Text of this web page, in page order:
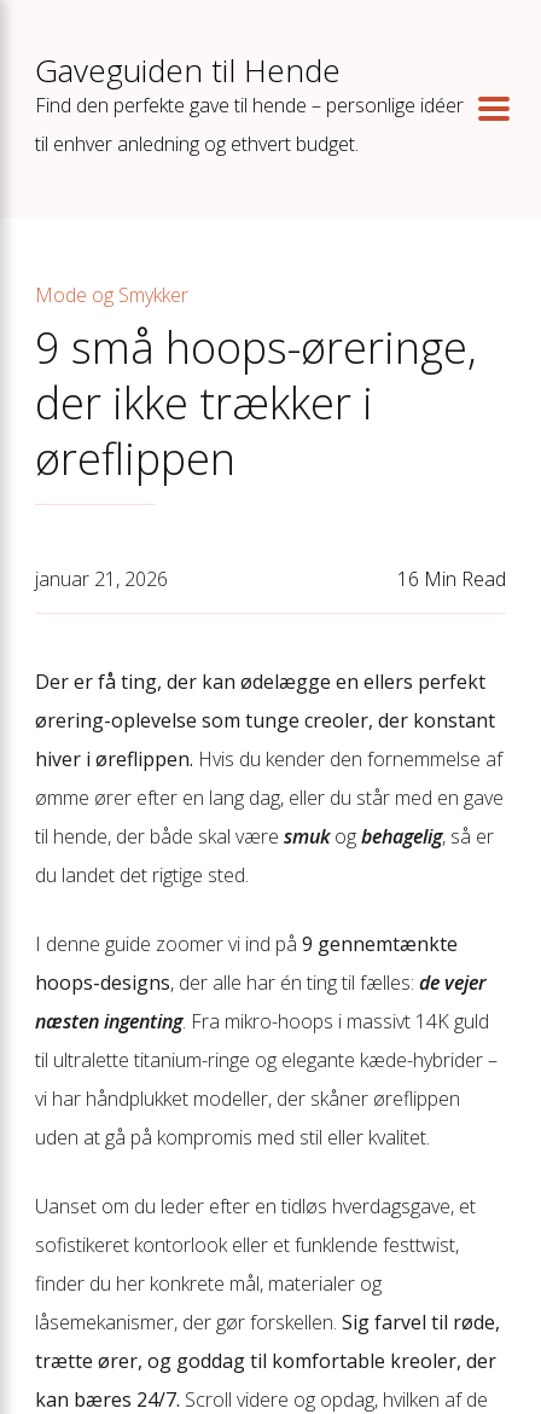
Gaveguiden til Hende
Find den perfekte gave til hende – personlige idéer
til enhver anledning og ethvert budget.
Mode og Smykker
9 små hoops-øreringe,
der ikke trækker i
øreflippen
januar 21, 2026 16 Min Read
Der er få ting, der kan ødelægge en ellers perfekt
ørering-oplevelse som tunge creoler, der konstant
hiver i øreflippen. Hvis du kender den fornemmelse af
ømme ører efter en lang dag, eller du står med en gave
til hende, der både skal være smukogbehagelig, så er
du landet det rigtige sted.
I denne guide zoomer vi ind på 9 gennemtænkte
hoops-designs, der alle har én ting til fælles: de vejer
næsten ingenting. Fra mikro-hoops i massivt 14K guld
til ultralette titanium-ringe og elegante kæde-hybrider –
vi har håndplukket modeller, der skåner øreflippen
uden at gå på kompromis med stil eller kvalitet.
Uanset om du leder efter en tidløs hverdagsgave, et
sofistikeret kontorlook eller et funklende festtwist,
finder du her konkrete mål, materialer og
låsemekanismer, der gør forskellen. Sig farvel til røde,
trætte ører, og goddag til komfortable kreoler, der
kan bæres 24/7. Scroll videre og opdag, hvilken af de